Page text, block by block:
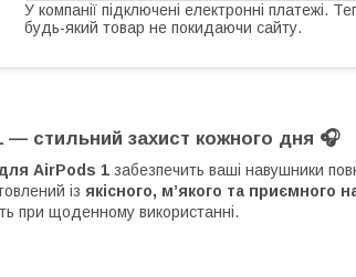
У компанії підключені електронні платежі.
будь-який товар не покидаючи сайту.
стильний захист кожного дня 🎧
AirPods 1 забезпечить ваші навушники
із якісного, м’якого та приємного
при щоденному використанні.